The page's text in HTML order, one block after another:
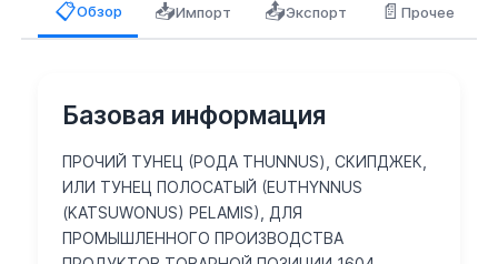
📋Обзор 📥Импорт 📤Экспорт 📄Прочее
Базовая информация
ПРОЧИЙ ТУНЕЦ (РОДА THUNNUS), СКИПДЖЕК,
ИЛИ ТУНЕЦ ПОЛОСАТЫЙ (EUTHYNNUS
(KATSUWONUS) PELAMIS), ДЛЯ
ПРОМЫШЛЕННОГО ПРОИЗВОДСТВА